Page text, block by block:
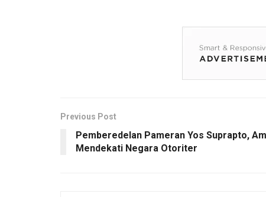
Previous Post
Pemberedelan Pameran Yos Suprapto,
Mendekati Negara Otoriter